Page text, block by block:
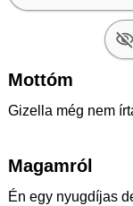
Mottóm
Gizella még nem
Magamról
Én egy nyugdíjas